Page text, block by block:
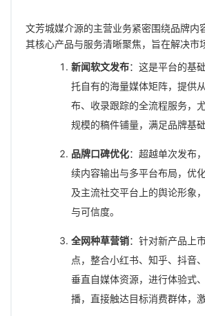
文芳城媒介源的主营业务紧密围绕品牌内
其核心产品与服务清晰聚焦，旨在解决市
新闻软文发布：这是平台的基
托自有的海量媒体矩阵，提供
布、收录跟踪的全流程服务，
规模的稿件铺量，满足品牌基
品牌口碑优化：超越单次发布
续内容输出与多平台布局，优
及主流社交平台上的舆论形象
与可信度。
全网种草营销：针对新产品上
点，整合小红书、知乎、抖音
垂直自媒体资源，进行体验式
播，直接触达目标消费群体，